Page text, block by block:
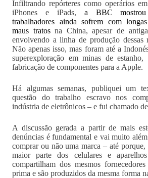
Infiltrando repórteres como operários
iPhones e iPads, a BBC
trabalhadores ainda sofrem com
maus tratosna China, apesar de
envolvendo a linha de produção dessas
Não apenas isso, mas foram até a
superexploração em minas de estanho,
fabricação de componentes para a Apple.
Há algumas semanas, publiquei um
questão do trabalho escravo nos
indústria de eletrônicos – e fui chamado
A discussão gerada a partir de mais
denúncias é fundamental e vai muito
comprar ou não uma marca – até porque,
maior parte dos celulares e
compartilham dos mesmos
prima e são produzidos da mesma forma